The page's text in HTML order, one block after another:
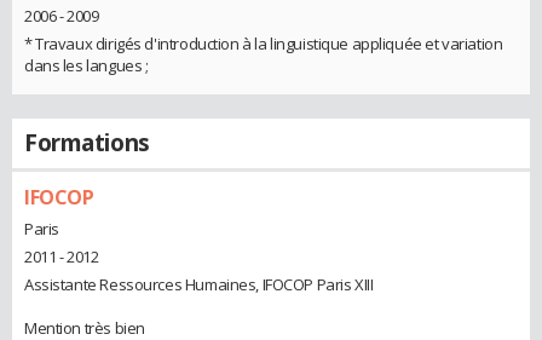
2006 - 2009
* Travaux dirigés d'introduction à la linguistique appliquée et variation
dans les langues ;
Formations
IFOCOP
Paris
2011 - 2012
Assistante Ressources Humaines, IFOCOP Paris XIII
Mention très bien